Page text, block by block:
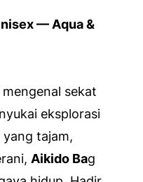
— Aqua &
sekat
eksplorasi
yang tajam,
Aikido Bag